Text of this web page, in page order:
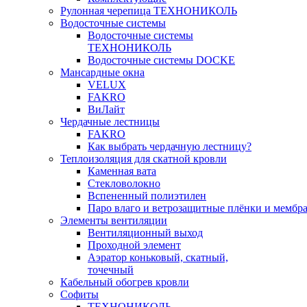
Рулонная черепица ТЕХНОНИКОЛЬ
Водосточные системы
Водосточные системы
ТЕХНОНИКОЛЬ
Водосточные системы DOCKE
Мансардные окна
VELUX
FAKRO
ВиЛайт
Чердачные лестницы
FAKRO
Как выбрать чердачную лестницу?
Теплоизоляция для скатной кровли
Каменная вата
Стекловолокно
Вспененный полиэтилен
Паро влаго и ветрозащитные плёнки и
Элементы вентиляции
Вентиляционный выход
Проходной элемент
Аэратор коньковый, скатный,
точечный
Кабельный обогрев кровли
Софиты